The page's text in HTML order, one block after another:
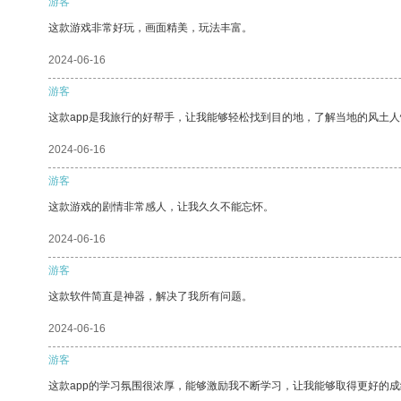
这款游戏非常好玩，画面精美，玩法丰富。
2024-06-16
游客
这款app是我旅行的好帮手，让我能够轻松找到目的地，了解当地的风土人
2024-06-16
游客
这款游戏的剧情非常感人，让我久久不能忘怀。
2024-06-16
游客
这款软件简直是神器，解决了我所有问题。
2024-06-16
游客
这款app的学习氛围很浓厚，能够激励我不断学习，让我能够取得更好的成